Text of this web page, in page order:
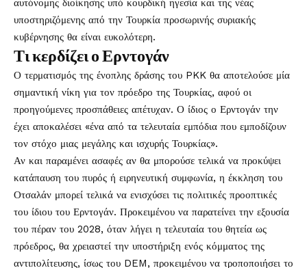
αυτόνομης διοίκησης υπό κουρδική ηγεσία και της νέας
υποστηριζόμενης από την Τουρκία προσωρινής συριακής
κυβέρνησης θα είναι ευκολότερη.
Τι κερδίζει ο Ερντογάν
Ο τερματισμός της ένοπλης δράσης του PKK θα αποτελούσε μία
σημαντική νίκη για τον πρόεδρο της Τουρκίας, αφού οι
προηγούμενες προσπάθειες απέτυχαν. Ο ίδιος ο Ερντογάν την
έχει αποκαλέσει «ένα από τα τελευταία εμπόδια που εμποδίζουν
τον στόχο μιας μεγάλης και ισχυρής Τουρκίας».
Αν και παραμένει ασαφές αν θα μπορούσε τελικά να προκύψει
κατάπαυση του πυρός ή ειρηνευτική συμφωνία, η έκκληση του
Οτσαλάν μπορεί τελικά να ενισχύσει τις πολιτικές προοπτικές
του ίδιου του Ερντογάν. Προκειμένου να παρατείνει την εξουσία
του πέραν του 2028, όταν λήγει η τελευταία του θητεία ως
πρόεδρος, θα χρειαστεί την υποστήριξη ενός κόμματος της
αντιπολίτευσης, ίσως του DEM, προκειμένου να τροποποιήσει το